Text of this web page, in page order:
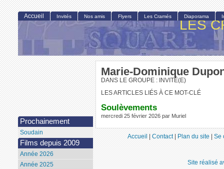
LES
Marie-Dominique
DANS LE GROUPE : INVITÉ(E)
LES ARTICLES LIÉS À CE MOT-CLÉ
Soulèvements
mercredi 25 février 2026 par Muriel
Accueil Invités Nos amis Flyers Les Cramés Diaporama
Prochainement
Soudain
Films depuis 2009
Année 2026
Année 2025
Accueil|Contact|Plan du site|Se
Site réalisé